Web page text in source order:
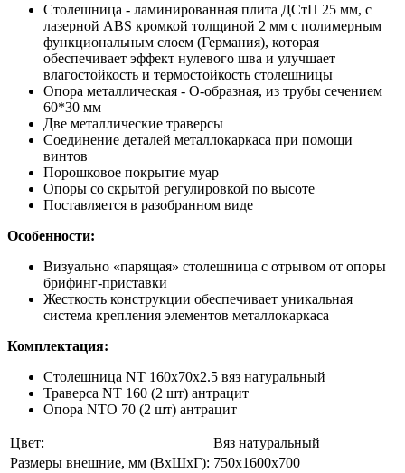
Столешница - ламинированная плита ДСтП 25 мм, с
лазерной ABS кромкой толщиной 2 мм с полимерным
функциональным слоем (Германия), которая
обеспечивает эффект нулевого шва и улучшает
влагостойкость и термостойкость столешницы
Опора металлическая - О-образная, из трубы сечением
60*30 мм
Две металлические траверсы
Соединение деталей металлокаркаса при помощи
винтов
Порошковое покрытие муар
Опоры со скрытой регулировкой по высоте
Поставляется в разобранном виде
Особенности:
Визуально «парящая» столешница с отрывом от опоры
брифинг-приставки
Жесткость конструкции обеспечивает уникальная
система крепления элементов металлокаркаса
Комплектация:
Столешница NT 160х70х2.5 вяз натуральный
Траверса NT 160 (2 шт) антрацит
Опора NTO 70 (2 шт) антрацит
Цвет:
Вяз натуральный
Размеры внешние, мм (ВхШхГ): 750x1600x700